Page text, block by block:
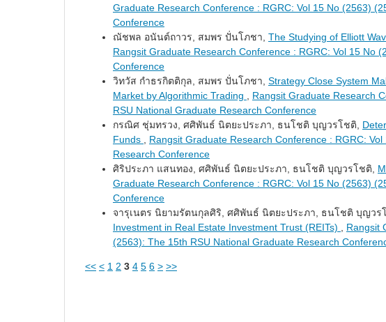
Graduate Research Conference : RGRC: Vol 15 No (2563)
Conference
ณัชพล อนันต์ถาวร, สมพร ปั่นโภชา, The Studying of Elliott
Rangsit Graduate Research Conference : RGRC: Vol 15 No
Conference
วิทวัส กำธรกิตติกุล, สมพร ปั่นโภชา, Strategy Close System
Market by Algorithmic Trading
Rangsit Graduate Research
RSU National Graduate Research Conference
กรณิศ ชุ่มทรวง, ศศิพันธ์ นิตยะประภา, ธนโชติ บุญวรโชติ,
Funds
Rangsit Graduate Research Conference : RGRC:
Research Conference
ศิริประภา แสนทอง, ศศิพันธ์ นิตยะประภา, ธนโชติ บุญวรโชติ,
Graduate Research Conference : RGRC: Vol 15 No (2563)
Conference
จารุเนตร นิยามรัตนกุลศิริ, ศศิพันธ์ นิตยะประภา, ธนโชติ บุญวร
Investment in Real Estate Investment Trust (REITs)
Rangsit
(2563): The 15th RSU National Graduate Research
<< < 1 2 3 4 5 6 > >>